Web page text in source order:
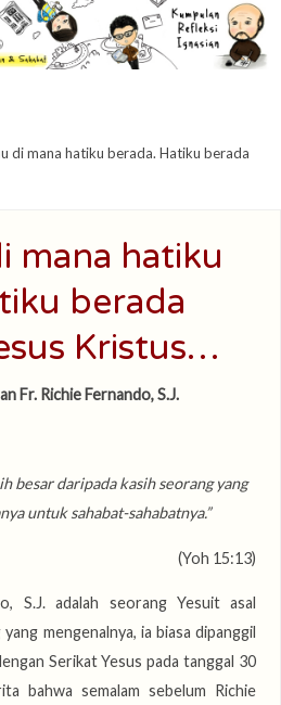
di mana hatiku berada. Hatiku berada
mana hatiku
berada
Kristus…
Fr. Richie Fernando, S.J.
besar daripada kasih seorang yang
untuk sahabat-sahabatnya.”
(Yoh 15:13)
S.J. adalah seorang Yesuit asal
mengenalnya, ia biasa dipanggil
Serikat Yesus pada tanggal 30
bahwa semalam sebelum Richie